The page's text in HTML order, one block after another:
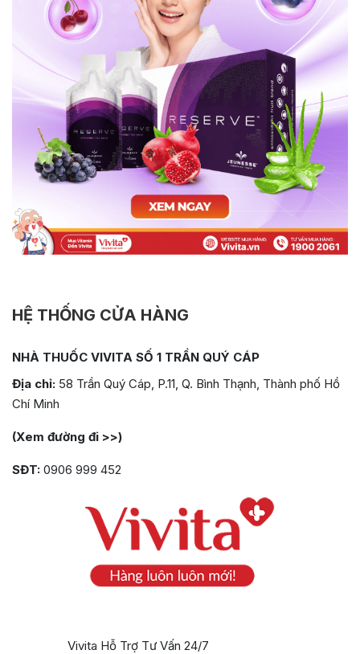
HỆ THỐNG CỬA HÀNG
NHÀ THUỐC VIVITA SỐ 1 TRẦN QUÝ CÁP
Địa chỉ: 58 Trần Quý Cáp, P.11, Q. Bình Thạnh, Thành phố Hồ
Chí Minh
(Xem đường đi >>)
SĐT: 0906 999 452
Vivita Hỗ Trợ Tư Vấn 24/7